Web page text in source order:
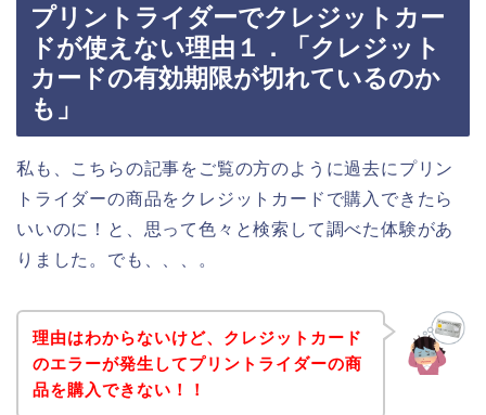
プリントライダーでクレジットカー
ドが使えない理由１．「クレジット
カードの有効期限が切れているのか
も」
私も、こちらの記事をご覧の方のように過去にプリン
トライダーの商品をクレジットカードで購入できたら
いいのに！と、思って色々と検索して調べた体験があ
りました。でも、、、。
理由はわからないけど、クレジットカード
のエラーが発生してプリントライダーの商
品を購入できない！！